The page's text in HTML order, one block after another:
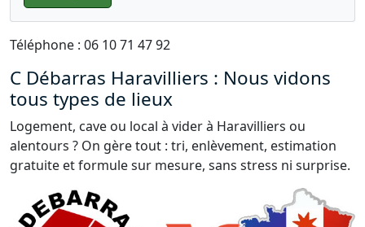
Téléphone : 06 10 71 47 92
C Débarras Haravilliers : Nous vidons
tous types de lieux
Logement, cave ou local à vider à Haravilliers ou
alentours ? On gère tout : tri, enlèvement, estimation
gratuite et formule sur mesure, sans stress ni surprise.